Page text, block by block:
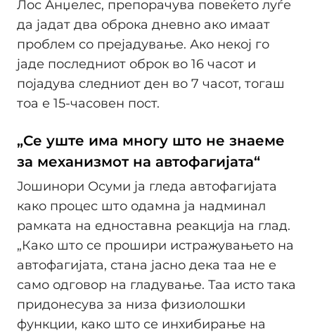
Лос Анџелес, препорачува повеќето луѓе
да јадат два оброка дневно ако имаат
проблем со прејадување. Ако некој го
јаде последниот оброк во 16 часот и
појадува следниот ден во 7 часот, тогаш
тоа е 15-часовен пост.
„Се уште има многу што не знаеме
за механизмот на автофагијата“
Јошинори Осуми ја гледа автофагијата
како процес што одамна ја надминал
рамката на едноставна реакција на глад.
„Како што се прошири истражувањето на
автофагијата, стана јасно дека таа не е
само одговор на гладување. Таа исто така
придонесува за низа физиолошки
функции, како што се инхибирање на